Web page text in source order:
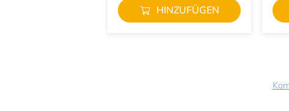
HINZUFÜGEN